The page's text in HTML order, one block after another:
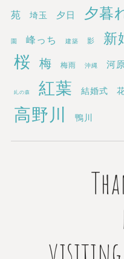
苑 埼玉 夕日 夕暮
園 峰っち 建築 影 新
桜 梅 梅雨 沖縄 河原
糺の森 紅葉 結婚式
高野川 鴨川